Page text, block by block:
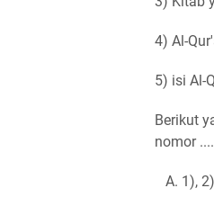
4) Al-
5) isi Al-
Berikut
nomor ....
A. 1),